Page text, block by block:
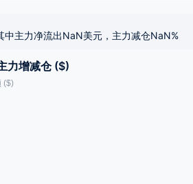
中主力净流出NaN美元，主力减仓NaN%
力增减仓 ($)